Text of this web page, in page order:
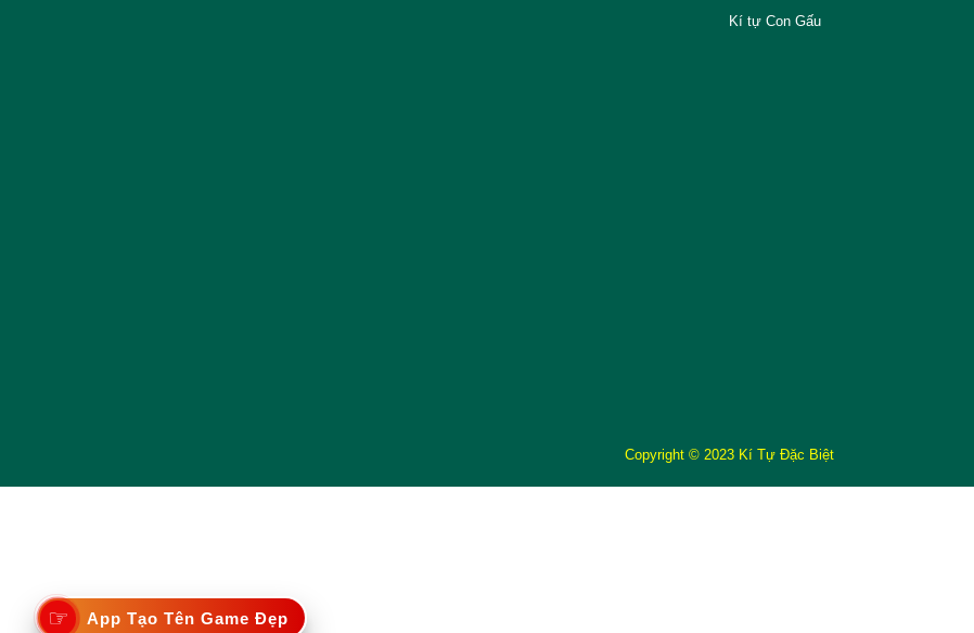
Kí tự Con Gấu
Copyright © 2023 Kí Tự Đặc Biệt
☞ App Tạo Tên Game Đẹp